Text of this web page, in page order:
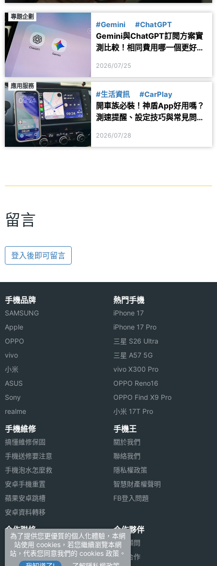
專題企劃
#Gemini #ChatGPT
Gemini與ChatGPT訂閱方案實
測比較！相同費用哪一個更好
2026/07/25
應用服務
#生活資訊 #CarPlay
開車族必裝！神盾App好用嗎？
測速提醒、設定技巧與常見問題
2026/07/28
留言
登入後即可留言
手機品牌
SAMSUNG
Apple
OPPO
vivo
小米
ASUS
Sony
realme
熱門手機
iPhone 17
iPhone 17 Pro
三星 S26 Ultra
三星 A57 5G
vivo X300 Pro
OPPO Reno16
OPPO Find X9 Pro
小米 17T Pro
手機維修
搞懂維修保固
手機送修要注意
手機泡水怎麼救
安卓手機重置
蘋果安卓跳槽
安卓資料轉移
手機王
關於我們
聯絡我們
隱私權政策
智慧財產權聲明
FB登入問題
合作聯絡
廣告刊登
加入商店報價
合作夥伴
法律顧問
媒體合作
為了提供您更優質的個人化體驗，本網
站使用 cookies，若您繼續瀏覽本網
站，代表您同意我們的 cookies 政策。